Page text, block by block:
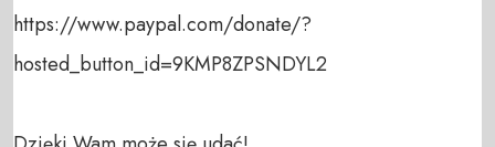
https://www.paypal.com/donate/?
hosted_button_id=9KMP8ZPSNDYL2